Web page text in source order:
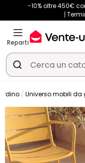
-10% oltre 450€
Reparti
Universo mobili da